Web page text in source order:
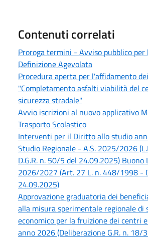
Contenuti correlati
Proroga termini - Avviso pubblico per
Definizione Agevolata
Procedura aperta per l'affidamento
"Completamento asfalti viabilità del
sicurezza stradale"
Avvio iscrizioni al nuovo applicativo
Trasporto Scolastico
Interventi per il Diritto allo studio
Studio Regionale - A.S. 2025/2026
D.G.R. n. 50/5 del 24.09.2025) Buono
2026/2027 (Art. 27 L. n. 448/1998 -
24.09.2025)
Approvazione graduatoria dei
alla misura sperimentale regionale di
economico per la fruizione dei centri
anno 2026 (Deliberazione G.R. n. 18/